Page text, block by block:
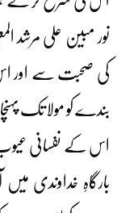
نور مبین علی مرشد
کی صحبت سے اور
بندے کو مولا تک
اس کے نفسانی عیوب
بارگاہِ خداوندی